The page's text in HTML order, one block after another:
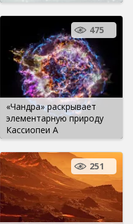
«Чандра» раскрывает
элементарную природу
Кассиопеи A
475
251